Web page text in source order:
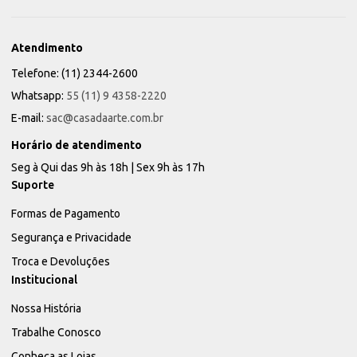
Atendimento
Telefone: (11) 2344-2600
Whatsapp: 55 (11) 9 4358-2220
E-mail: sac@casadaarte.com.br
Horário de atendimento
Seg à Qui das 9h às 18h | Sex 9h às 17h
Suporte
Formas de Pagamento
Segurança e Privacidade
Troca e Devoluções
Institucional
Nossa História
Trabalhe Conosco